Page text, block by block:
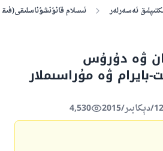
ئەسەرلەر ئىسلام
ۋە دۇرۇس
بايرام ۋە مۇراسىملار
4,530